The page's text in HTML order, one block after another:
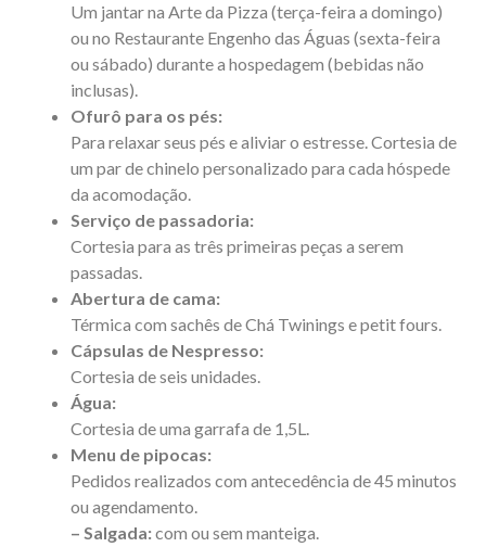
Um jantar na Arte da Pizza (terça-feira a domingo)
ou no Restaurante Engenho das Águas (sexta-feira
ou sábado) durante a hospedagem (bebidas não
inclusas).
Ofurô para os pés:
Para relaxar seus pés e aliviar o estresse. Cortesia de
um par de chinelo personalizado para cada hóspede
da acomodação.
Serviço de passadoria:
Cortesia para as três primeiras peças a serem
passadas.
Abertura de cama:
Térmica com sachês de Chá Twinings e petit fours.
Cápsulas de Nespresso:
Cortesia de seis unidades.
Água:
Cortesia de uma garrafa de 1,5L.
Menu de pipocas:
Pedidos realizados com antecedência de 45 minutos
ou agendamento.
– Salgada:com ou sem manteiga.